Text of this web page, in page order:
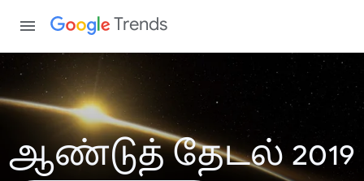
Trends
ஆண்டுத் தேடல் 2019